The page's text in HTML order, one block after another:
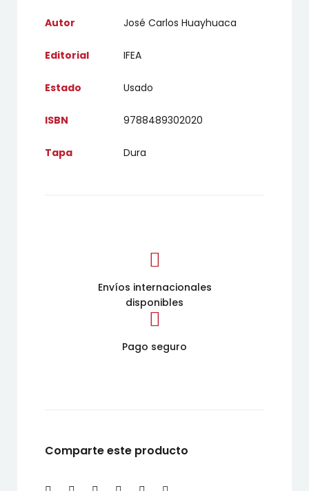
Autor José Carlos Huayhuaca
Editorial IFEA
Estado Usado
ISBN 9788489302020
Tapa Dura
Envíos internacionales
disponibles
Pago seguro
Comparte este producto